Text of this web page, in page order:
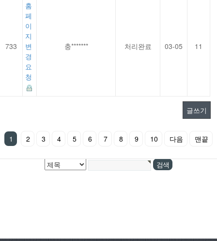
733
홈
페
이
지
변
경
요
청
충******* 처리완료 03-05 11
글쓰기
1 2 3 4 5 6 7 8 9 10 다음 맨끝